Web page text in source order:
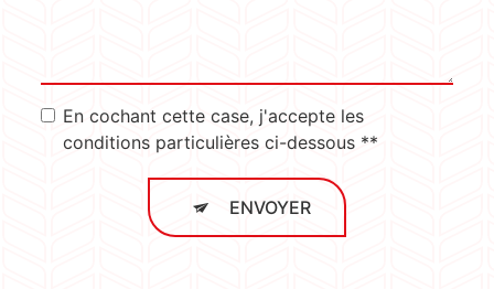
En cochant cette case, j'accepte les
conditions particulières ci-dessous **
ENVOYER